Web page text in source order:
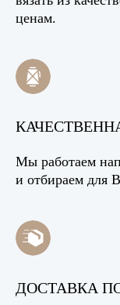
ценам.
Мы работаем
и отбираем для
ДОСТАВКА